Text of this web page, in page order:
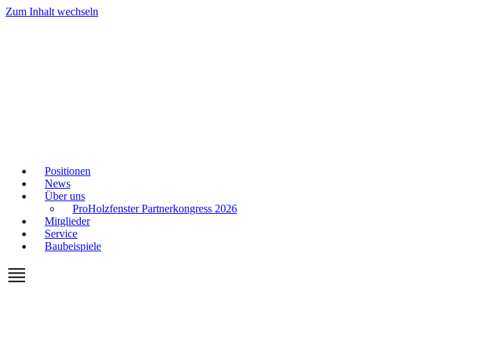
Zum Inhalt wechseln
Positionen
News
Über uns
ProHolzfenster Partnerkongress 2026
Mitglieder
Service
Baubeispiele